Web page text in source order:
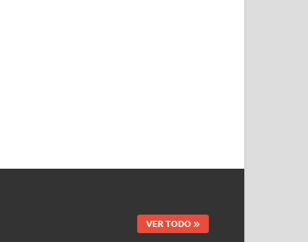
VER TODO